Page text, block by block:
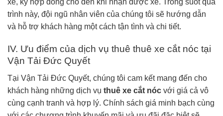
xe, ký hợp đồng cho đến khi nhận được xe. Trong suốt quá
trình này, đội ngũ nhân viên của chúng tôi sẽ hướng dẫn
và hỗ trợ khách hàng một cách tận tình và chi tiết.
IV. Ưu điểm của dịch vụ thuê thuê xe cắt nóc tại
Vận Tải Đức Quyết
Tại Vận Tải Đức Quyết, chúng tôi cam kết mang đến cho
khách hàng những dịch vụ thuê xe cắt nóc với giá cả vô
cùng cạnh tranh và hợp lý. Chính sách giá minh bạch cùng